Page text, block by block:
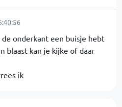
onderkant een buisje hebt
blaast kan je kijke of daar
ik